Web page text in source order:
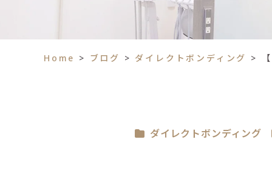
Home > ブログ > ダイレクトボンディング >
ダイレクトボンディング